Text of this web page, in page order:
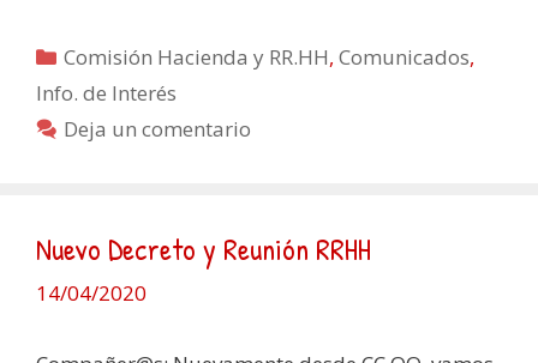
Categorías
Comisión Hacienda y RR.HH,Comunicados,
Info. de Interés
Deja un comentario
Nuevo Decreto y Reunión RRHH
14/04/2020